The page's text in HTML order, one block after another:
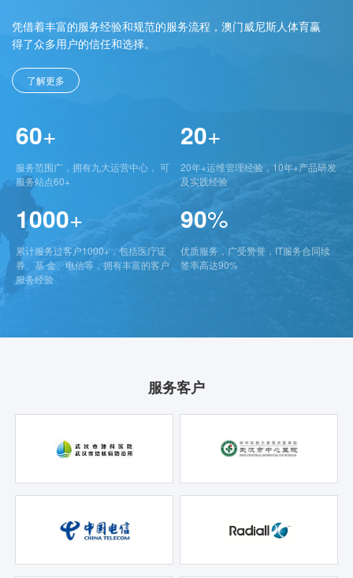
凭借着丰富的服务经验和规范的服务流程，澳门威尼斯人体育赢
得了众多用户的信任和选择。
了解更多
60+
服务范围广，拥有九大运营中心， 可
服务站点60+
20+
20年+运维管理经验，10年+产品研发
及实践经验
1000+
累计服务过客户1000+，包括医疗证
券、基 金、电信等，拥有丰富的客户
服务经验
90%
优质服务，广受赞誉，IT服务合同续
签率高达90%
服务客户